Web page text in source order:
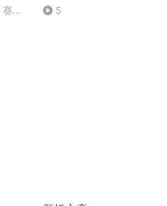
华
5